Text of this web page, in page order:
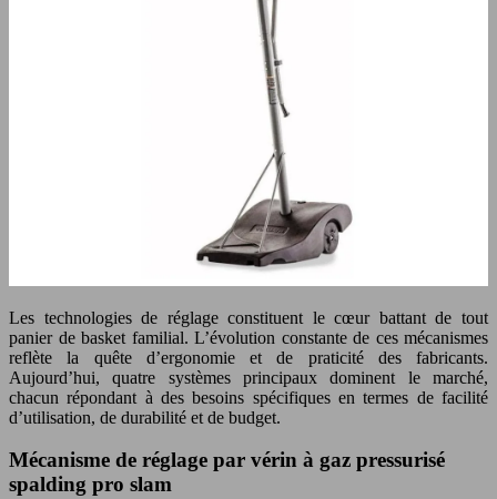
Les technologies de réglage constituent le cœur battant de tout
panier de basket familial. L’évolution constante de ces mécanismes
reflète la quête d’ergonomie et de praticité des fabricants.
Aujourd’hui, quatre systèmes principaux dominent le marché,
chacun répondant à des besoins spécifiques en termes de facilité
d’utilisation, de durabilité et de budget.
Mécanisme de réglage par vérin à gaz pressurisé
spalding pro slam